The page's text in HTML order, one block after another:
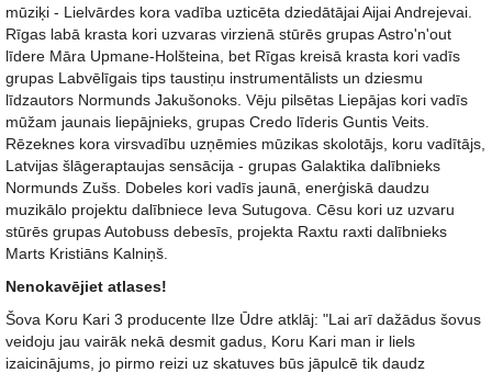
mūziķi - Lielvārdes kora vadība uzticēta dziedātājai Aijai Andrejevai.
Rīgas labā krasta kori uzvaras virzienā stūrēs grupas Astro'n'out
līdere Māra Upmane-Holšteina, bet Rīgas kreisā krasta kori vadīs
grupas Labvēlīgais tips taustiņu instrumentālists un dziesmu
līdzautors Normunds Jakušonoks. Vēju pilsētas Liepājas kori vadīs
mūžam jaunais liepājnieks, grupas Credo līderis Guntis Veits.
Rēzeknes kora virsvadību uzņēmies mūzikas skolotājs, koru vadītājs,
Latvijas šlāgeraptaujas sensācija - grupas Galaktika dalībnieks
Normunds Zušs. Dobeles kori vadīs jaunā, enerģiskā daudzu
muzikālo projektu dalībniece Ieva Sutugova. Cēsu kori uz uzvaru
stūrēs grupas Autobuss debesīs, projekta Raxtu raxti dalībnieks
Marts Kristiāns Kalniņš.
Nenokavējiet atlases!
Šova Koru Kari 3 producente Ilze Ūdre atklāj: "Lai arī dažādus šovus
veidoju jau vairāk nekā desmit gadus, Koru Kari man ir liels
izaicinājums, jo pirmo reizi uz skatuves būs jāpulcē tik daudz